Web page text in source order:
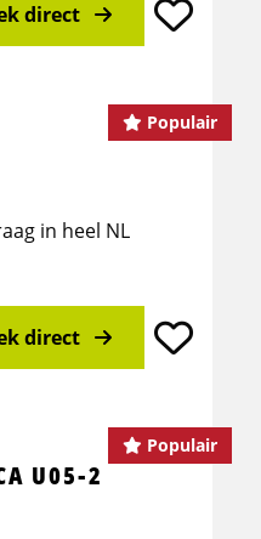
direct
Populair
in heel NL
direct
Populair
U05-2